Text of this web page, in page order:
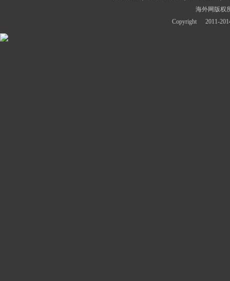
海外网版权
Copyright
2011-